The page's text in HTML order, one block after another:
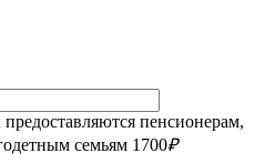
пенсионерам,
семьям 1700₽